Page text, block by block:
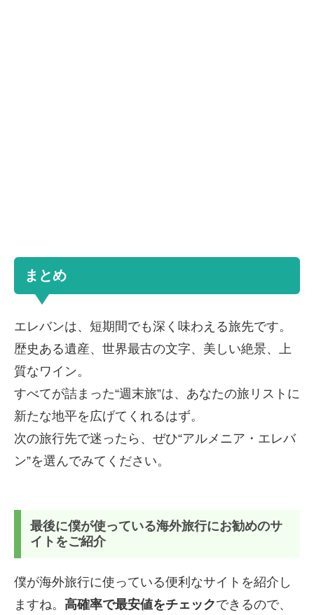
まとめ
エレバンは、短期間でも深く味わえる旅先です。
歴史ある遺産、世界最古の文字、美しい絶景、上
質なワイン。
すべてが詰まった“週末旅”は、あなたの旅リストに
新たな地平を広げてくれるはず。
次の旅行先で迷ったら、ぜひ“アルメニア・エレバ
ン”を選んでみてください。
最後に僕が使っている海外旅行にお勧めのサ
イトをご紹介
僕が海外旅行に使っている便利なサイトを紹介し
ますね。 高確率で最安値をチェックできるので、